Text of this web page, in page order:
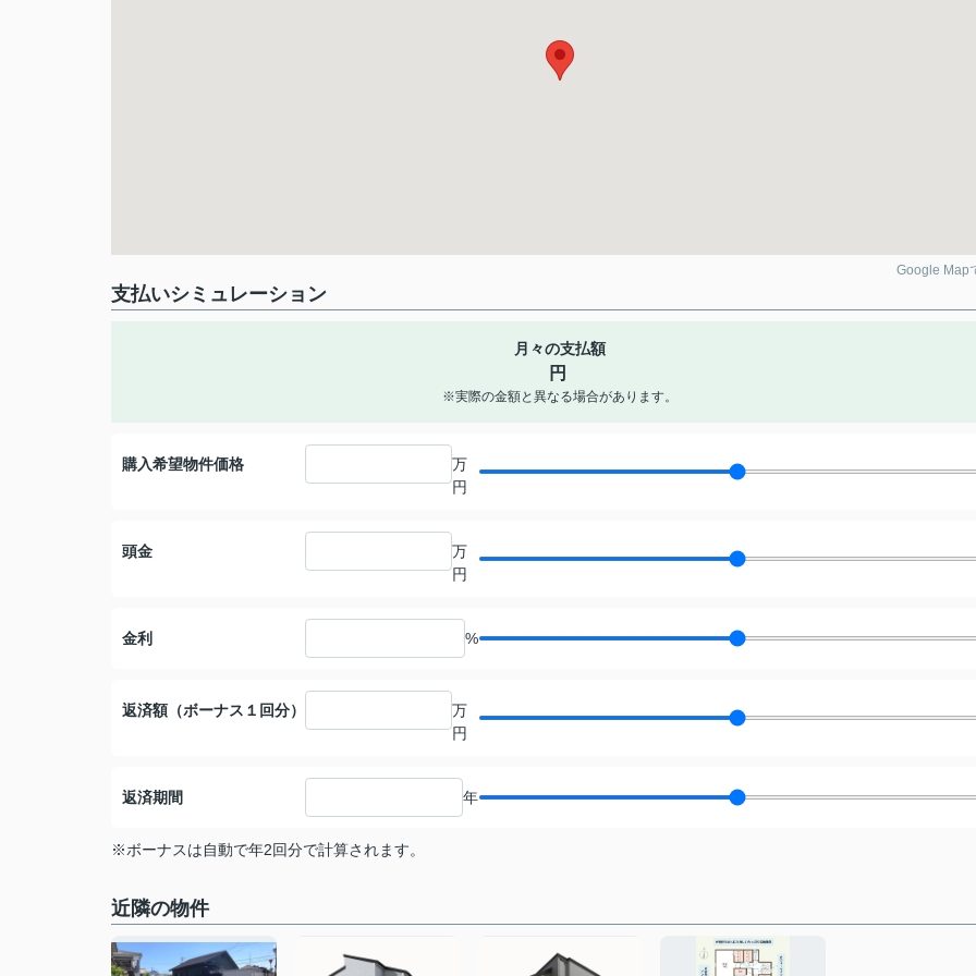
Google Map
支払いシミュレーション
月々の支払額
円
※実際の金額と異なる場合があります。
購入希望物件価格
万
円
頭金
万
円
金利 %
返済額（ボーナス１回分）
万
円
返済期間 年
※ボーナスは自動で年2回分で計算されます。
近隣の物件